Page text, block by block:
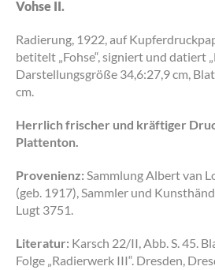
Vohse II.
Radierung, 1922, auf
betitelt „Fohse“, signiert und datiert
Darstellungsgröße 34,6:27,9 cm,
cm.
Herrlich frischer und kräftiger
Plattenton.
Provenienz: Sammlung Albert van
(geb. 1917), Sammler und
Lugt 3751.
Literatur: Karsch 22/II, Abb. S. 45.
Folge „Radierwerk III“. Dresden,